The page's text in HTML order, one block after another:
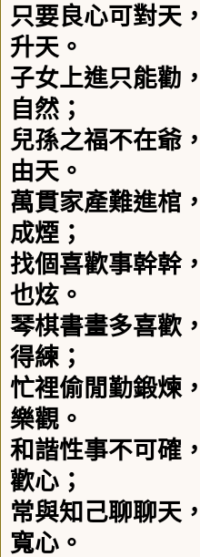
只要良心可對天
升天。
子女上進只能勸
自然；
兒孫之福不在爺
由天。
萬貫家產難進棺
成煙；
找個喜歡事幹幹
也炫。
琴棋書畫多喜歡
得練；
忙裡偷閒勤鍛煉
樂觀。
和諧性事不可確
歡心；
常與知己聊聊天
寬心。